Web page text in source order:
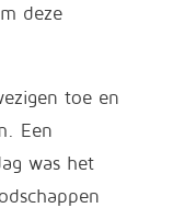
deze
toe en
Een
was het